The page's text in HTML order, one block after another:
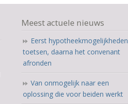
Meest actuele nieuws
Eerst hypotheekmogelijkheden
toetsen, daarna het convenant
afronden
Van onmogelijk naar een
oplossing die voor beiden werkt